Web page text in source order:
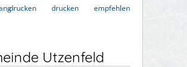
drucken
drucken
empfehlen
Utzenfeld